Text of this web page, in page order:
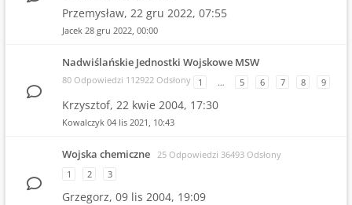
Przemysław, 22 gru 2022, 07:55
Jacek 28 gru 2022, 00:00
Nadwiślańskie Jednostki Wojskowe MSW
80 Odpowiedzi 112922 Odsłony 1 … 5 6 7 8 9
Krzysztof, 22 kwie 2004, 17:30
Kowalczyk 04 lis 2021, 10:43
Wojska chemiczne 25 Odpowiedzi 36493 Odsłony
1
2 3
Grzegorz, 09 lis 2004, 19:09